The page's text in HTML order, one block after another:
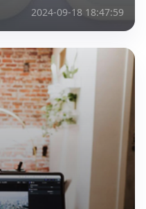
2024-09-18 18:47:59